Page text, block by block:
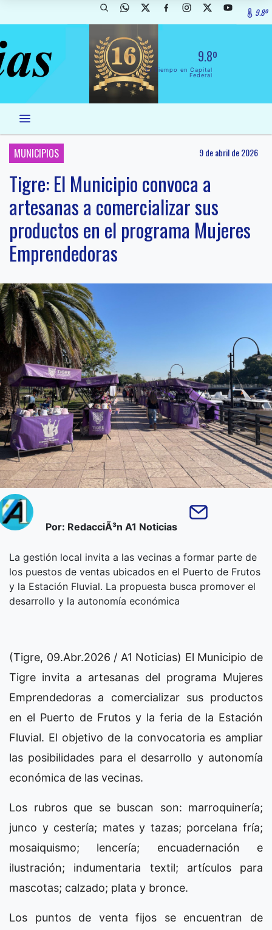
9.8º
9.8º
El Tiempo en Capital
Federal
MUNICIPIOS 9 de abril de 2026
Tigre: El Municipio convoca a
artesanas a comercializar sus
productos en el programa Mujeres
Emprendedoras
Por: RedacciÃ³n A1 Noticias
La gestión local invita a las vecinas a formar parte de
los puestos de ventas ubicados en el Puerto de Frutos
y la Estación Fluvial. La propuesta busca promover el
desarrollo y la autonomía económica
(Tigre, 09.Abr.2026 / A1 Noticias) El Municipio de
Tigre invita a artesanas del programa Mujeres
Emprendedoras a comercializar sus productos
en el Puerto de Frutos y la feria de la Estación
Fluvial. El objetivo de la convocatoria es ampliar
las posibilidades para el desarrollo y autonomía
económica de las vecinas.
Los rubros que se buscan son: marroquinería;
junco y cestería; mates y tazas; porcelana fría;
mosaiquismo; lencería; encuadernación e
ilustración; indumentaria textil; artículos para
mascotas; calzado; plata y bronce.
Los puntos de venta fijos se encuentran de